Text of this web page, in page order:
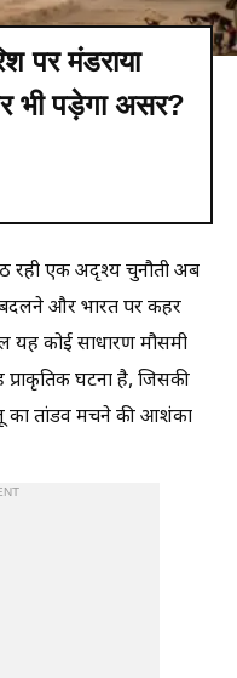
पर मंडराया
भी पड़ेगा असर?
रही एक अदृश्य चुनौती अब
बदलने और भारत पर कहर
यह कोई साधारण मौसमी
घटना है, जिसकी
का तांडव मचने की आशंका